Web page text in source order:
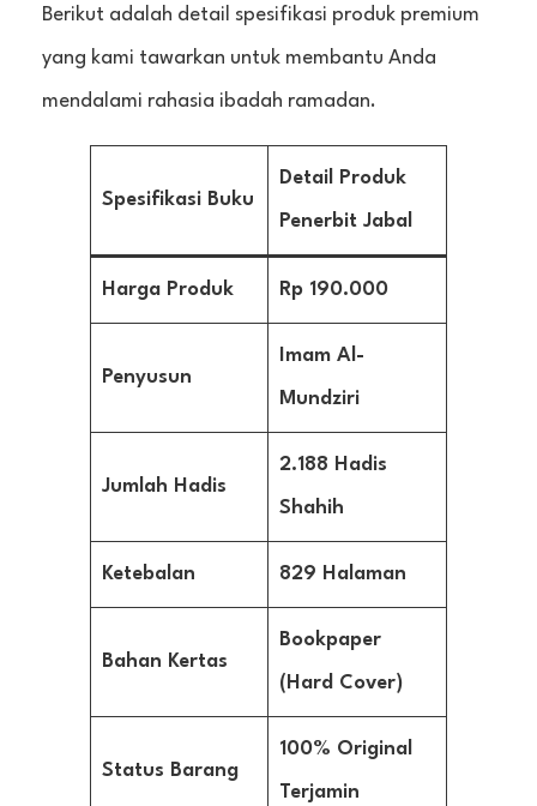
Berikut adalah detail spesifikasi produk premium
yang kami tawarkan untuk membantu Anda
mendalami rahasia ibadah ramadan.
Spesifikasi Buku
Detail Produk
Penerbit Jabal
Harga Produk Rp 190.000
Penyusun
Imam Al-
Mundziri
Jumlah Hadis
2.188 Hadis
Shahih
Ketebalan 829 Halaman
Bahan Kertas
Bookpaper
(Hard Cover)
Status Barang
100% Original
Terjamin